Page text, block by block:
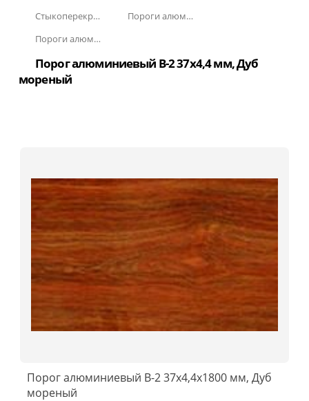
Стыкоперекрывающие алюминиевые пороги
Пороги алюминиевые B-2 37х4,4 мм (скрытый крепеж)
Пороги алюминиевые B-2 37х4,4 мм Декорированные
Порог алюминиевый B-2 37х4,4 мм, Дуб
мореный
Порог алюминиевый B-2 37х4,4x1800 мм, Дуб
мореный